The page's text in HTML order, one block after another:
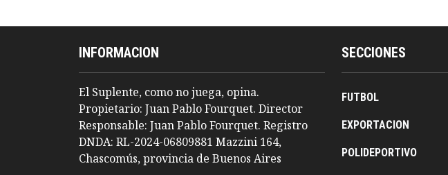
INFORMACION
El Suplente, como no juega, opina.
Propietario: Juan Pablo Fourquet. Director
Responsable: Juan Pablo Fourquet. Registro
DNDA: RL-2024-06809881 Mazzini 164,
Chascomús, provincia de Buenos Aires
SECCIONES
FUTBOL
EXPORTACION
POLIDEPORTIVO